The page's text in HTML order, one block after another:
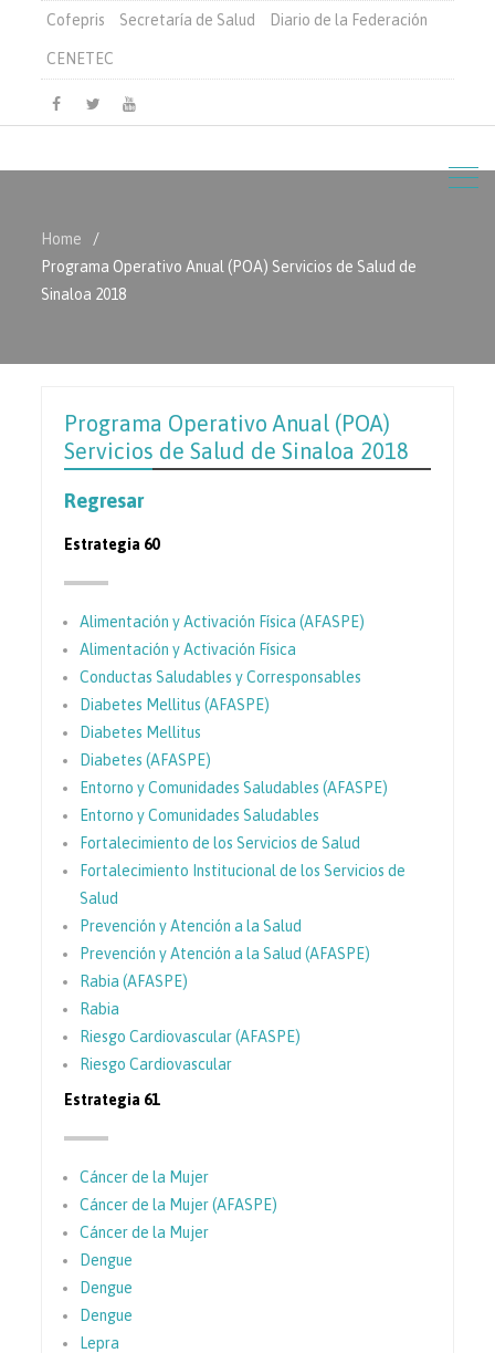
Cofepris Secretaría de Salud Diario de la Federación
CENETEC
Facebook
TwitterYoutube
Home
Programa Operativo Anual (POA) Servicios de Salud de
Sinaloa 2018
Programa Operativo Anual (POA)
Servicios de Salud de Sinaloa 2018
Regresar
Estrategia 60
Alimentación y Activación Física (AFASPE)
Alimentación y Activación Física
Conductas Saludables y Corresponsables
Diabetes Mellitus (AFASPE)
Diabetes Mellitus
Diabetes (AFASPE)
Entorno y Comunidades Saludables (AFASPE)
Entorno y Comunidades Saludables
Fortalecimiento de los Servicios de Salud
Fortalecimiento Institucional de los Servicios de
Salud
Prevención y Atención a la Salud
Prevención y Atención a la Salud (AFASPE)
Rabia (AFASPE)
Rabia
Riesgo Cardiovascular (AFASPE)
Riesgo Cardiovascular
Estrategia 61
Cáncer de la Mujer
Cáncer de la Mujer (AFASPE)
Cáncer de la Mujer
Dengue
Dengue
Dengue
Lepra